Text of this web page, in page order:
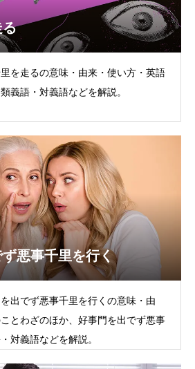
る
里を走るの意味・由来・使い方・英語
義語・対義語などを解説。
悪事千里を行く
を出でず悪事千里を行くの意味・由
とわざのほか、好事門を出でず悪事
対義語などを解説。